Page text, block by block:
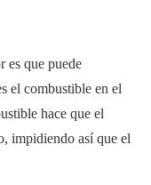
es que puede
el combustible en el
hace que el
impidiendo así que el